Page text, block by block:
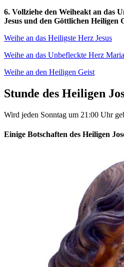
6. Vollziehe den Weiheakt an das
Jesus und den Göttlichen Heiligen
Weihe an das Heiligste Herz Jesus
Weihe an das Unbefleckte Herz Maria
Weihe an den Heiligen Geist
Stunde des Heiligen
Wird jeden Sonntag um 21:00 Uhr
Einige Botschaften des Heiligen